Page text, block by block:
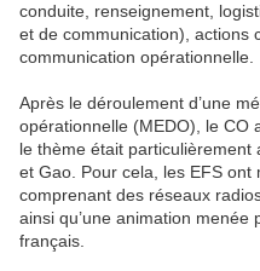
conduite, renseignement,
et de communication), actions
communication opérationnelle.
Après le déroulement d’une
opérationnelle (MEDO), le CO
le thème était
et Gao. Pour cela, les EFS ont
comprenant des réseaux
ainsi qu’une animation
français.